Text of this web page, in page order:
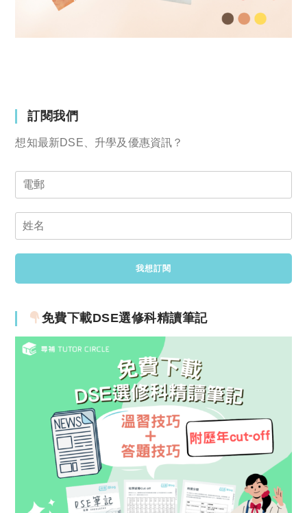
訂閱我們
想知最新DSE、升學及優惠資訊？
免費下載DSE選修科精讀筆記